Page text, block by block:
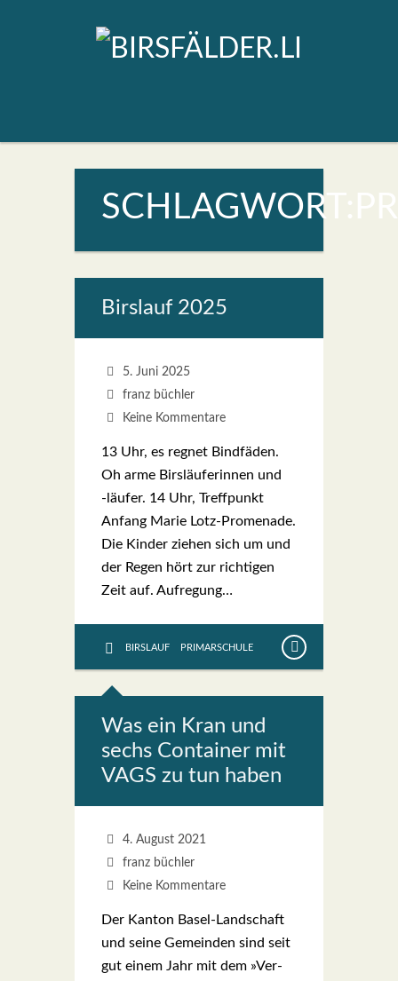
Birs­lauf 2025
5. Juni 2025
franz büchler
Keine Kommentare
13 Uhr, es reg­net Bind­fä­den.
Oh arme Birs­läu­fe­rin­nen und
‑läu­fer. 14 Uhr, Treff­punkt
Anfang Marie Lotz-Pro­­me­na­­de.
Die Kin­der zie­hen sich um und
der Regen hört zur rich­ti­gen
Zeit auf. Auf­re­gung…
BIRSLAUF PRIMARSCHULE
Was ein Kran und
sechs Con­tai­ner mit
VAGS zu tun haben
4. August 2021
franz büchler
Keine Kommentare
Der Kan­ton Basel-Lan­d­­schaft
und sei­ne Gemein­den sind seit
gut einem Jahr mit dem »Ver­